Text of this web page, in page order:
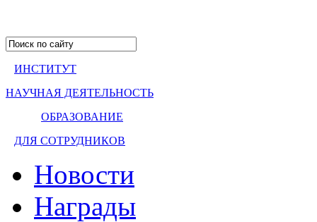
ИНСТИТУТ
НАУЧНАЯ ДЕЯТЕЛЬНОСТЬ
ОБРАЗОВАНИЕ
ДЛЯ СОТРУДНИКОВ
Новости
Награды